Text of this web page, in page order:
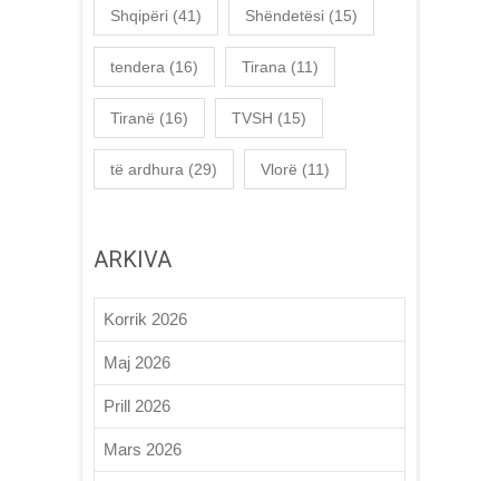
Shqipëri (41) Shëndetësi (15)
tendera (16) Tirana (11)
Tiranë (16) TVSH (15)
të ardhura (29) Vlorë (11)
ARKIVA
Korrik 2026
Maj 2026
Prill 2026
Mars 2026